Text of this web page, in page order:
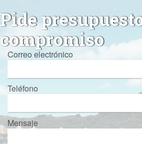
Pide
compromiso
Correo electrónico
Teléfono
Mensaje